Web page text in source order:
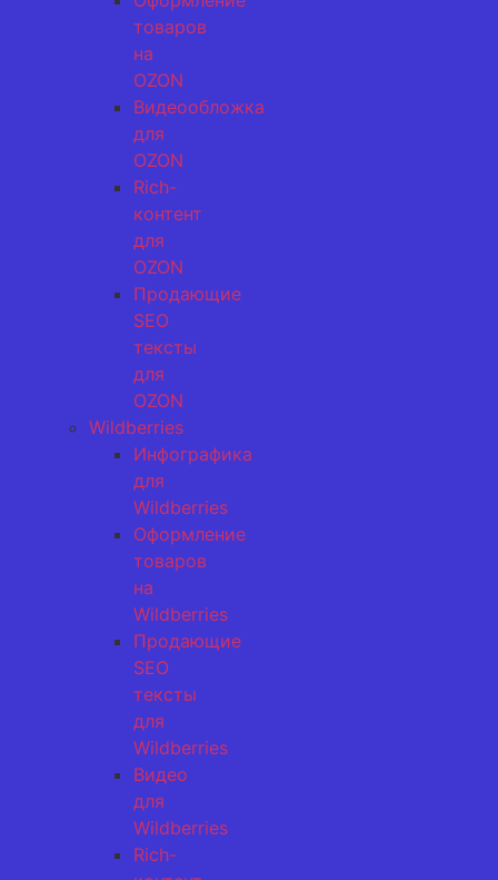
товаров
на
OZON
Видеообложка
для
OZON
Rich-
контент
для
OZON
Продающие
SEO
тексты
для
OZON
Wildberries
Инфографика
для
Wildberries
Оформление
товаров
на
Wildberries
Продающие
SEO
тексты
для
Wildberries
Видео
для
Wildberries
Rich-